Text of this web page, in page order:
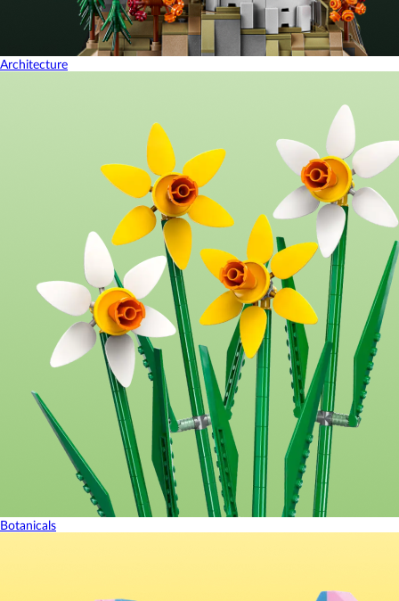
Architecture
Botanicals